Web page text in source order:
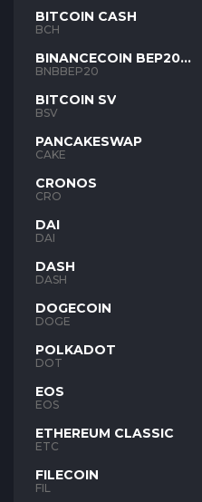
BITCOIN CASH
BCH
BINANCECOIN BEP20
BNB
BNBBEP20
BITCOIN SV
BSV
PANCAKESWAP
CAKE
CRONOS
CRO
DAI
DAI
DASH
DASH
DOGECOIN
DOGE
POLKADOT
DOT
EOS
EOS
ETHEREUM CLASSIC
ETC
FILECOIN
FIL